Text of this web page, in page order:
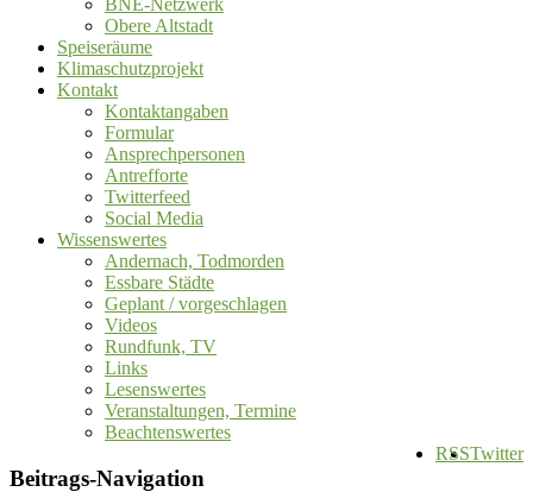
BNE-Netzwerk
Obere Altstadt
Speiseräume
Klimaschutzprojekt
Kontakt
Kontaktangaben
Formular
Ansprechpersonen
Antrefforte
Twitterfeed
Social Media
Wissenswertes
Andernach, Todmorden
Essbare Städte
Geplant / vorgeschlagen
Videos
Rundfunk, TV
Links
Lesenswertes
Veranstaltungen, Termine
Beachtenswertes
Twitter
RSS
Beitrags-Navigation